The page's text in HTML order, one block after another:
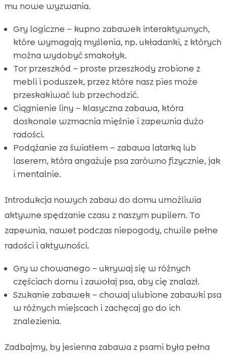
mu nowe wyzwania.
Gry logiczne – kupno zabawek interaktywnych,
które wymagają myślenia, np. układanki, z których
można wydobyć smakołyk.
Tor przeszkód – proste przeszkody zrobione z
mebli i poduszek, przez które nasz pies może
przeskakiwać lub przechodzić.
Ciągnienie liny – klasyczna zabawa, która
doskonale wzmacnia mięśnie i zapewnia dużo
radości.
Podążanie za światłem – zabawa latarką lub
laserem, która angażuje psa zarówno fizycznie, jak
i mentalnie.
Introdukcja nowych zabaw do domu umożliwia
aktywne spędzanie czasu z naszym pupilem. To
zapewnia, nawet podczas niepogody, chwile pełne
radości i aktywności.
Gry w chowanego – ukrywaj się w różnych
częściach domu i zawołaj psa, aby cię znalazł.
Szukanie zabawek – chowaj ulubione zabawki psa
w różnych miejscach i zachęcaj go do ich
znalezienia.
Zadbajmy, by jesienna zabawa z psami była pełna